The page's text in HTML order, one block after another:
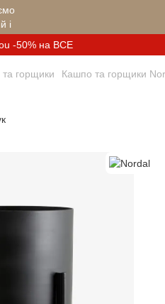
-50% на ВСЕ
горщики Кашпо та горщики